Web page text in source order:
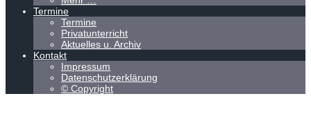
Termine
Termine
Privatunterricht
Aktuelles u. Archiv
Kontakt
Impressum
Datenschutzerklärung
© Copyright